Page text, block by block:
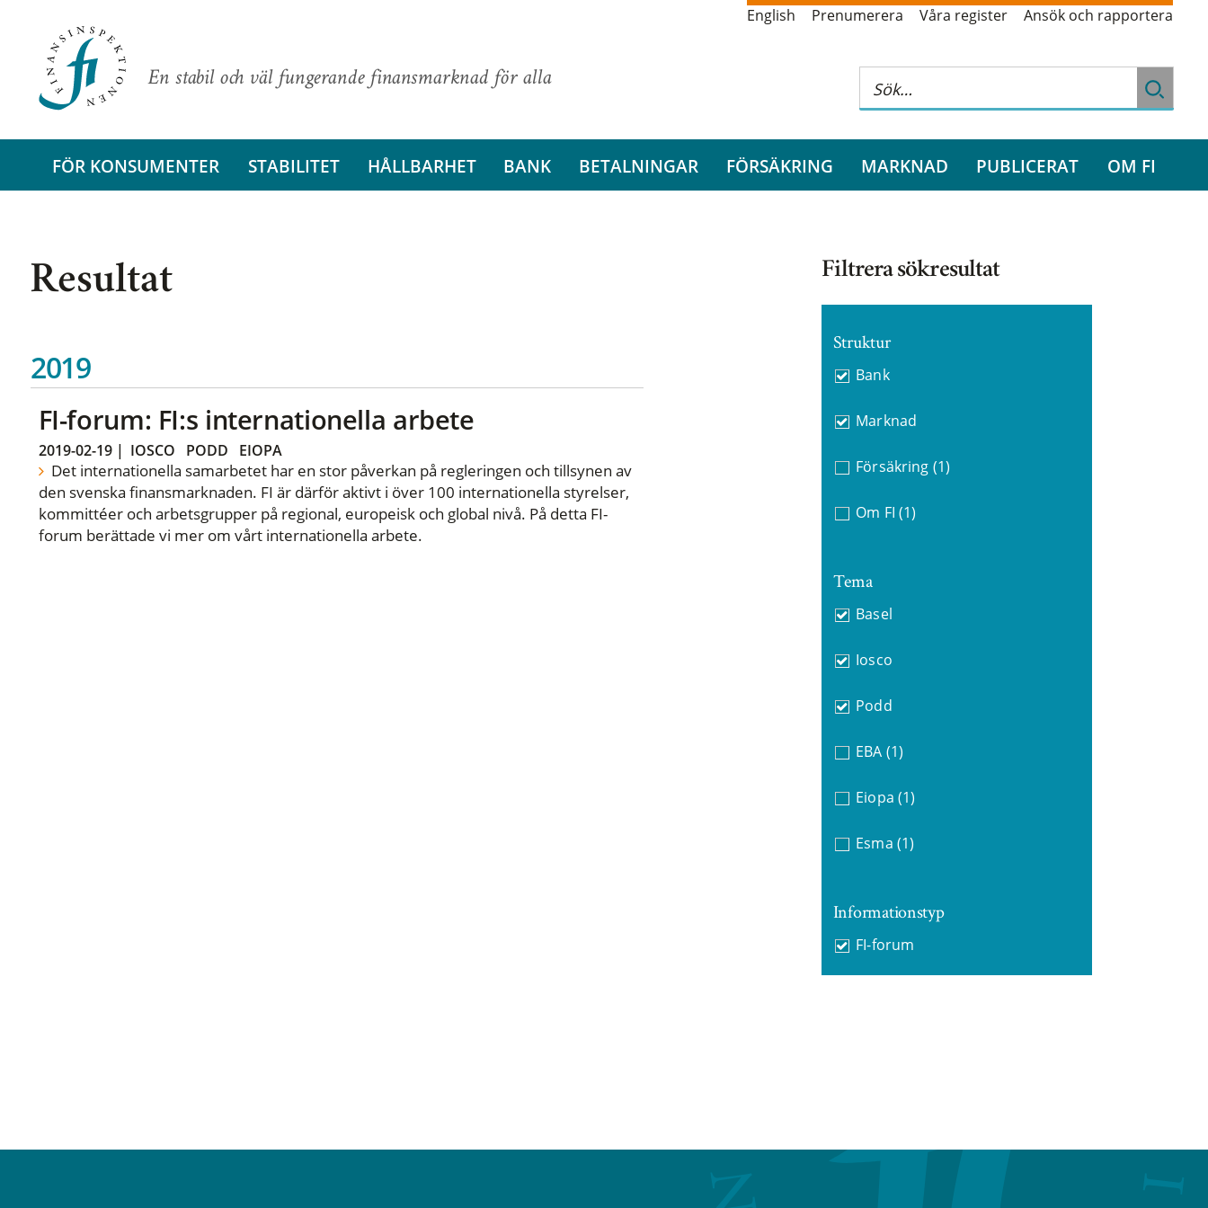
En stabil och väl fungerande finansmarknad för alla
English Prenumerera Våra register Ansök och rapportera
FÖR KONSUMENTER STABILITET HÅLLBARHET BANK BETALNINGAR FÖRSÄKRING MARKNAD PUBLICERAT OM FI
Resultat
2019
FI-forum: FI:s internationella arbete
2019-02-19| IOSCO PODD EIOPA
Det internationella samarbetet har en stor påverkan på regleringen och tillsynen av
den svenska finansmarknaden. FI är därför aktivt i över 100 internationella styrelser,
kommittéer och arbetsgrupper på regional, europeisk och global nivå. På detta FI-
forum berättade vi mer om vårt internationella arbete.
Filtrera sökresultat
Struktur
Bank
Marknad
Försäkring (1)
Om FI (1)
Tema
Basel
Iosco
Podd
EBA (1)
Eiopa (1)
Esma (1)
Informationstyp
FI-forum